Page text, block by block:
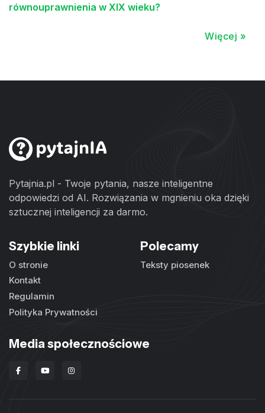
równouprawnienia w XIX wieku?
Więcej »
Pytajnia.pl - Twoje pytania, nasze inteligentne
odpowiedzi od AI. Rozwiązania w mgnieniu oka dzięki
sztucznej inteligencji za darmo.
Szybkie linki
O stronie
Kontakt
Regulamin
Polityka Prywatności
Polecamy
Teksty piosenek
Media społecznościowe